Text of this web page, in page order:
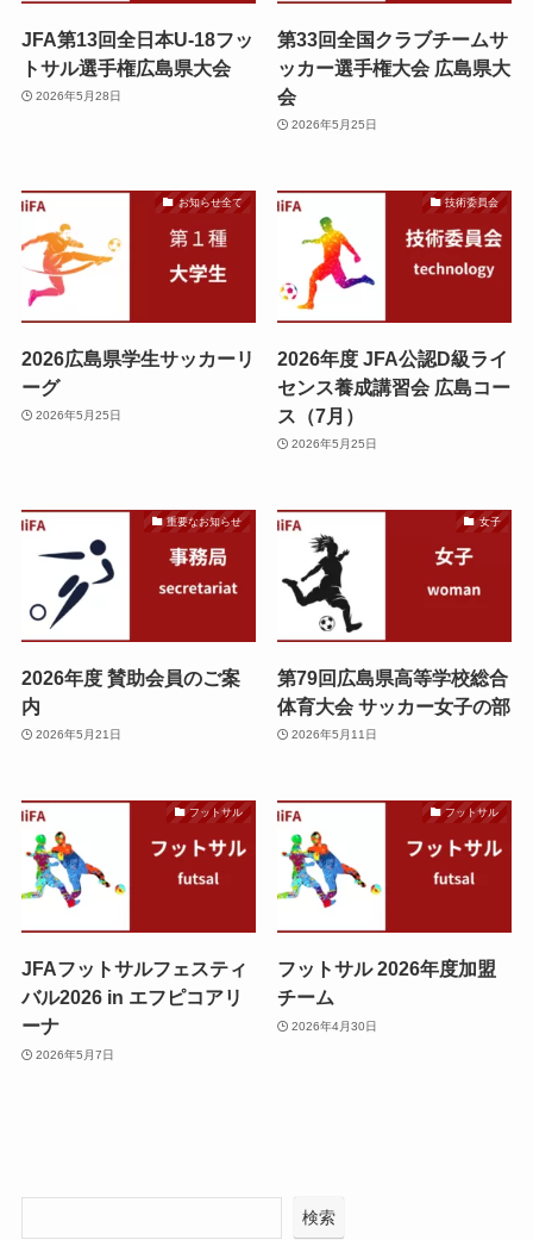
JFA第13回全日本U-18フッ
トサル選手権広島県大会
2026年5月28日
第33回全国クラブチームサ
ッカー選手権大会 広島県大
会
2026年5月25日
お知らせ全て
2026広島県学生サッカーリ
ーグ
2026年5月25日
技術委員会
2026年度 JFA公認D級ライ
センス養成講習会 広島コー
ス（7月）
2026年5月25日
重要なお知らせ
2026年度 賛助会員のご案
内
2026年5月21日
女子
第79回広島県高等学校総合
体育大会 サッカー女子の部
2026年5月11日
フットサル
JFAフットサルフェスティ
バル2026 in エフピコアリ
ーナ
2026年5月7日
フットサル
フットサル 2026年度加盟
チーム
2026年4月30日
検索